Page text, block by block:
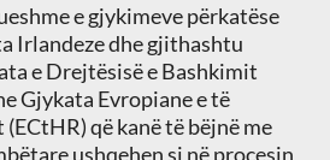
e gjykimeve përkatëse
Irlandeze dhe gjithashtu
e Drejtësisë e Bashkimit
Gjykata Evropiane e të
që kanë të bëjnë me
ushqehen si në procesin